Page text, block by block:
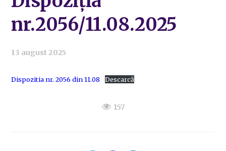
nr.2056/11.08.2025
13 august 2025
Dispozitia nr. 2056 din 11.08 Descarcă
157